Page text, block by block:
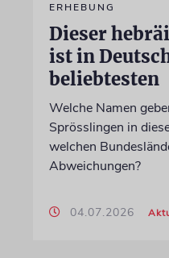
ERHEBUNG
Dieser
ist in
beliebtesten
Welche Namen
Sprösslingen in
welchen
Abweichungen?
04.07.2026